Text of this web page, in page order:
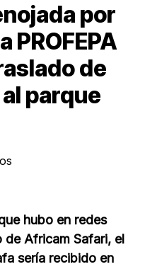
por
PROFEPA
de
parque
hubo en redes
Africam Safari, el
sería recibido en